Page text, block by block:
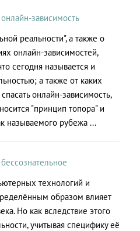
зависимость
реальности", а также о
онлайн-зависимостей,
сегодня называется и
а также от каких
онлайн-зависимость,
"принцип топора" и
называемого рубежа ...
технологий и
образом влияет
Но как вследствие этого
учитывая специфику её